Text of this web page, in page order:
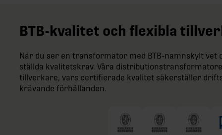
BTB-kvalitet och flexibla
När du ser en transformator med BTB-namnskylt vet
ställda kvalitetskrav. Våra
tillverkare, vars certifierade kvalitet säkerställer
krävande förhållanden.